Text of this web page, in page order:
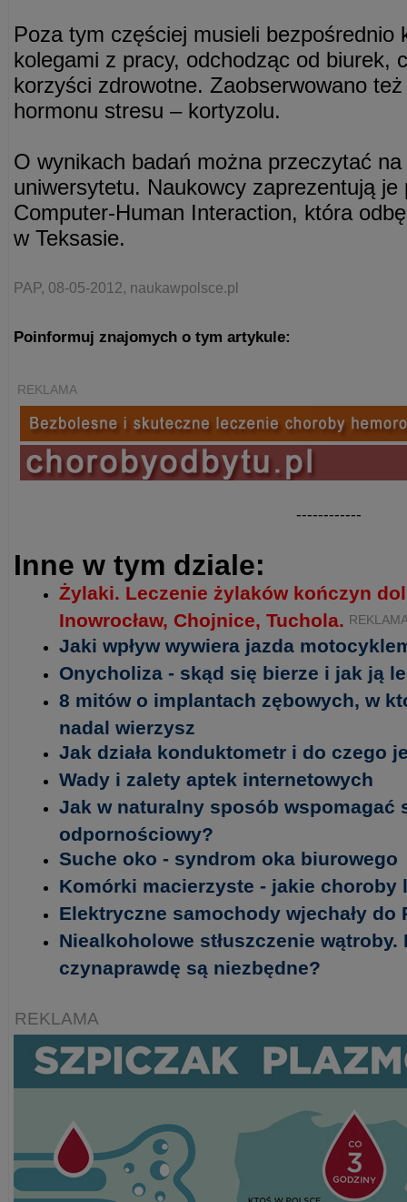
Poza tym częściej musieli bezpośrednio
kolegami z pracy, odchodząc od biurek,
korzyści zdrowotne. Zaobserwowano
hormonu stresu – kortyzolu.
O wynikach badań można przeczytać
uniwersytetu. Naukowcy zaprezentują
Computer-Human Interaction, która
w Teksasie.
PAP, 08-05-2012, naukawpolsce.pl
Poinformuj znajomych o tym artykule:
REKLAMA
------------
Inne w tym dziale:
Żylaki. Leczenie żylaków kończyn
Inowrocław, Chojnice, Tuchola.
Jaki wpływ wywiera jazda
Onycholiza - skąd się bierze i jak ją
8 mitów o implantach zębowych, w
nadal wierzysz
Jak działa konduktometr i do czego
Wady i zalety aptek internetowych
Jak w naturalny sposób wspomagać
odpornościowy?
Suche oko - syndrom oka biurowego
Komórki macierzyste - jakie choroby
Elektryczne samochody wjechały do
Niealkoholowe stłuszczenie
czynaprawdę są niezbędne?
REKLAMA